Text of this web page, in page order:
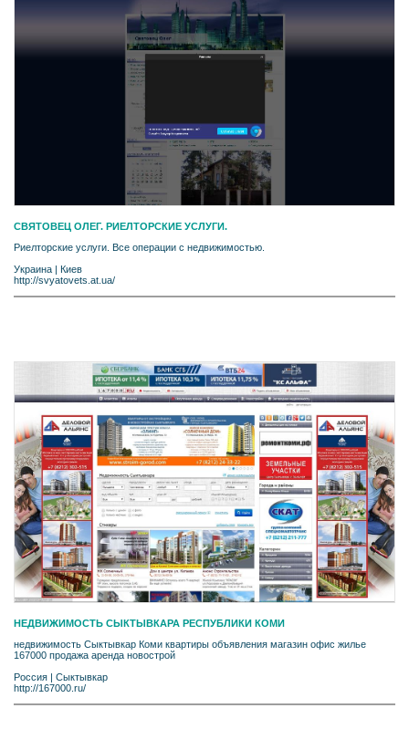
СВЯТОВЕЦ ОЛЕГ. РИЕЛТОРСКИЕ УСЛУГИ.
Риелторские услуги. Все операции с недвижимостью.
Украина
Киев
http://svyatovets.at.ua/
НЕДВИЖИМОСТЬ СЫКТЫВКАРА РЕСПУБЛИКИ КОМИ
недвижимость Сыктывкар Коми квартиры объявления магазин офис жилье
167000 продажа аренда новострой
Россия | Сыктывкар
http://167000.ru/